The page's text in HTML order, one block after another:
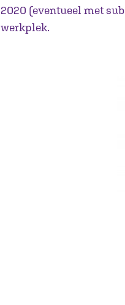
2020 (eventueel met
werkplek.